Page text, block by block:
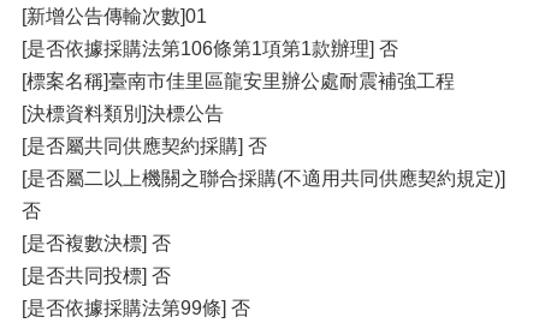
[新增公告傳輸次數]01
[是否依據採購法第106條第1項第1款辦理] 否
[標案名稱]臺南市佳里區龍安里辦公處耐震補強工程
[決標資料類別]決標公告
[是否屬共同供應契約採購] 否
[是否屬二以上機關之聯合採購(不適用共同供應契約規定)]
否
[是否複數決標] 否
[是否共同投標] 否
[是否依據採購法第99條] 否